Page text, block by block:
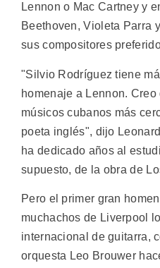
Lennon o Mac Cartney y
Beethoven, Violeta Parra
sus compositores
"Silvio Rodríguez tiene
homenaje a Lennon.
músicos cubanos más
poeta inglés", dijo
ha dedicado años al
supuesto, de la obra de
Pero el primer gran
muchachos de Liverpool
internacional de guitarra,
orquesta Leo Brouwer